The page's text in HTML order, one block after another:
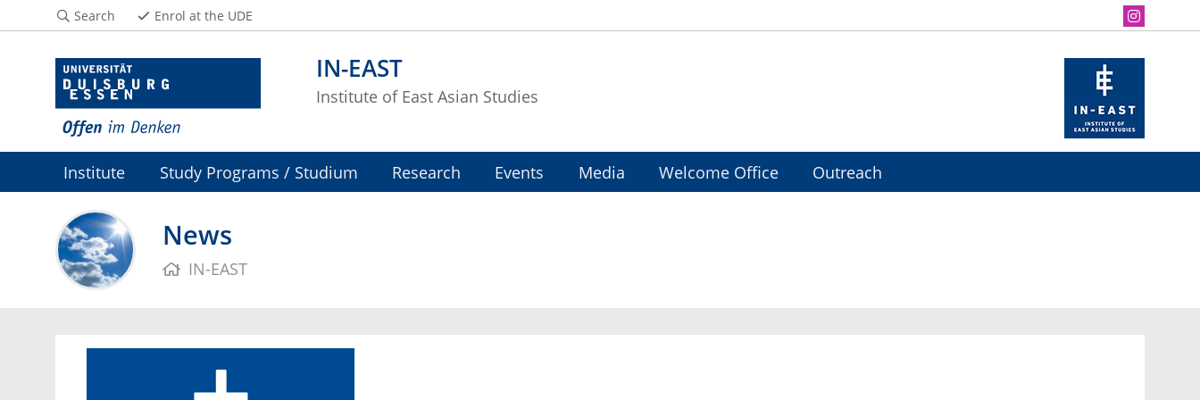
IN-EAST
Institute of East Asian Studies
Search Enrol at the UDE
Institute Study Programs / Studium Research Events Media Welcome Office Outreach
News
IN-EAST